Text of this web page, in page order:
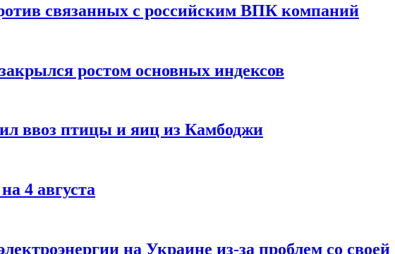
связанных с российским ВПК компаний
ростом основных индексов
ввоз птицы и яиц из Камбоджи
4 августа
на Украине из-за проблем со